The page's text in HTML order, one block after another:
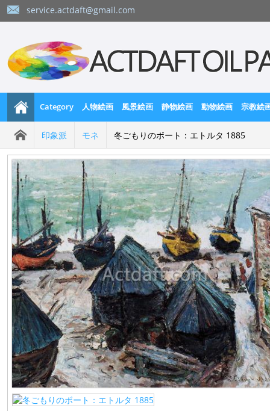
service.actdaft@gmail.com
Category 人物絵画 風景絵画 静物絵画 動物絵画 宗教絵
印象派 モネ 冬ごもりのボート：エトルタ 1885